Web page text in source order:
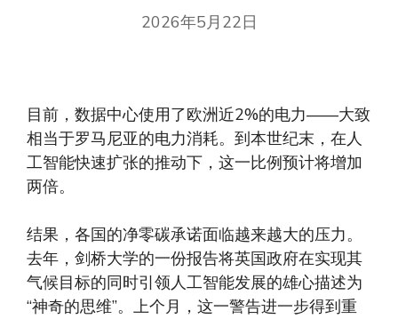
2026年5月22日
目前，数据中心使用了欧洲近2%的电力——大致
相当于罗马尼亚的电力消耗。到本世纪末，在人
工智能快速扩张的推动下，这一比例预计将增加
两倍。
结果，各国的净零碳承诺面临越来越大的压力。
去年，剑桥大学的一份报告将英国政府在实现其
气候目标的同时引领人工智能发展的雄心描述为
“神奇的思维”。上个月，这一警告进一步得到重